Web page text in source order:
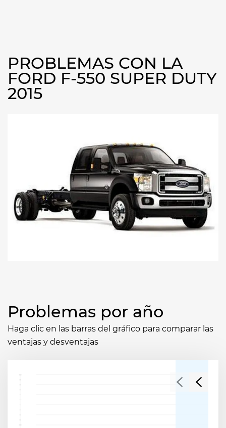
PROBLEMAS CON LA
FORD F-550 SUPER DUTY
2015
Problemas por año
Haga clic en las barras del gráfico para comparar las
ventajas y desventajas